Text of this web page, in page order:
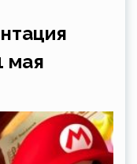
мая